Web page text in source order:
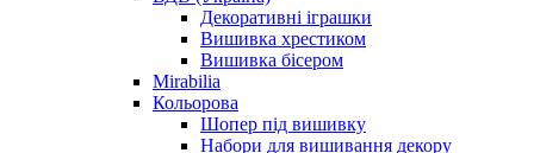
Декоративні іграшки
Вишивка хрестиком
Вишивка бісером
Mirabilia
Кольорова
Шопер під вишивку
Набори для вишивання декору